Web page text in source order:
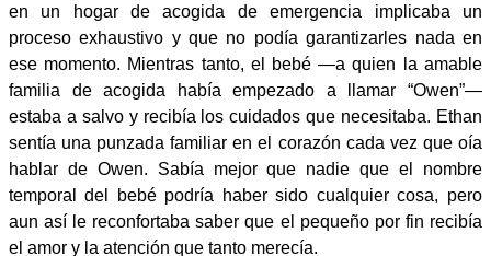
en un hogar de acogida de emergencia implicaba un
proceso exhaustivo y que no podía garantizarles nada en
ese momento. Mientras tanto, el bebé —a quien la amable
familia de acogida había empezado a llamar “Owen”—
estaba a salvo y recibía los cuidados que necesitaba. Ethan
sentía una punzada familiar en el corazón cada vez que oía
hablar de Owen. Sabía mejor que nadie que el nombre
temporal del bebé podría haber sido cualquier cosa, pero
aun así le reconfortaba saber que el pequeño por fin recibía
el amor y la atención que tanto merecía.